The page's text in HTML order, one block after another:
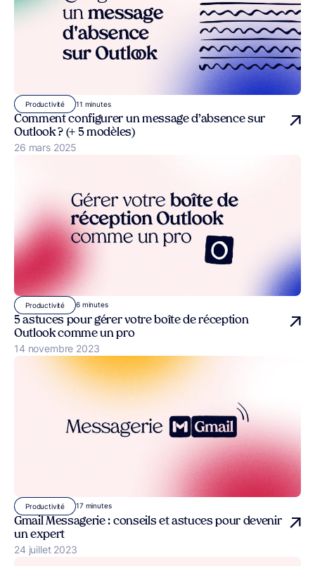
Productivité 11 minutes
Comment configurer un message d’absence sur
Outlook ? (+ 5 modèles)
Publié le
26 mars 2025
Productivité 6 minutes
5 astuces pour gérer votre boîte de réception
Outlook comme un pro
Publié le
14 novembre 2023
Productivité 17 minutes
Gmail Messagerie : conseils et astuces pour devenir
un expert
Publié le
24 juillet 2023